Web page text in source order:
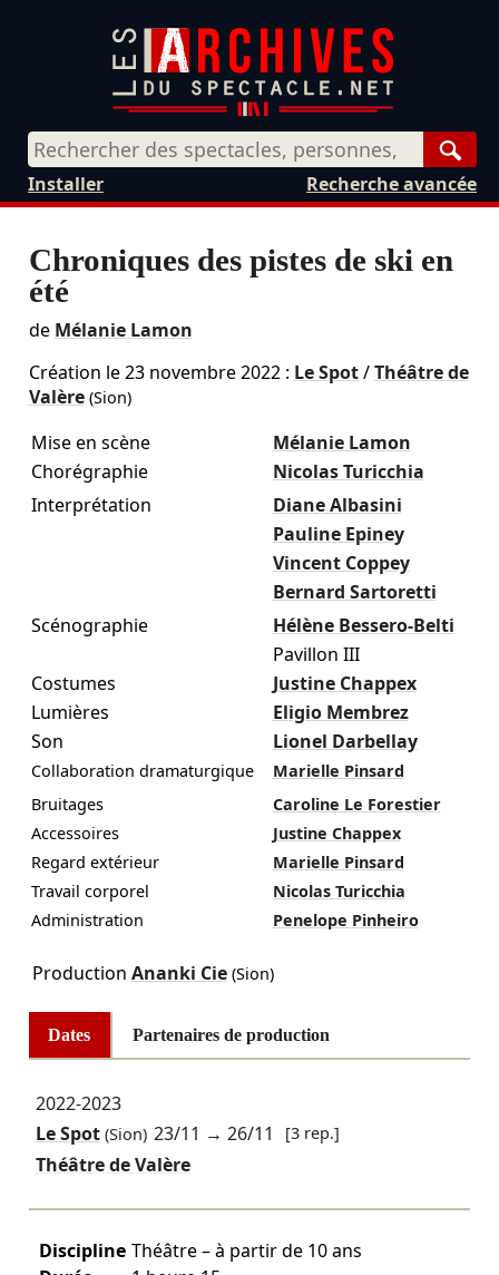
Recherche avancée
Installer
Chroniques des pistes de ski en
été
de Mélanie Lamon
Création le23 novembre 2022: Le Spot/Théâtre de
Valère(Sion)
Mise en scène
Mélanie Lamon
Chorégraphie
Nicolas Turicchia
Interprétation
Diane Albasini
Pauline Epiney
Vincent Coppey
Bernard Sartoretti
Scénographie
Hélène Bessero-Belti
Pavillon III
Costumes
Justine Chappex
Lumières
Eligio Membrez
Son
Lionel Darbellay
Collaboration dramaturgique
Marielle Pinsard
Bruitages
Caroline Le Forestier
Accessoires
Justine Chappex
Regard extérieur
Marielle Pinsard
Travail corporel
Nicolas Turicchia
Administration
Penelope Pinheiro
Production Ananki Cie(Sion)
Dates Partenaires de production
2022-2023
Le Spot(Sion) 23/11 →26/11 [3 rep.]
Théâtre de Valère
Discipline Théâtre – à partir de 10 ans